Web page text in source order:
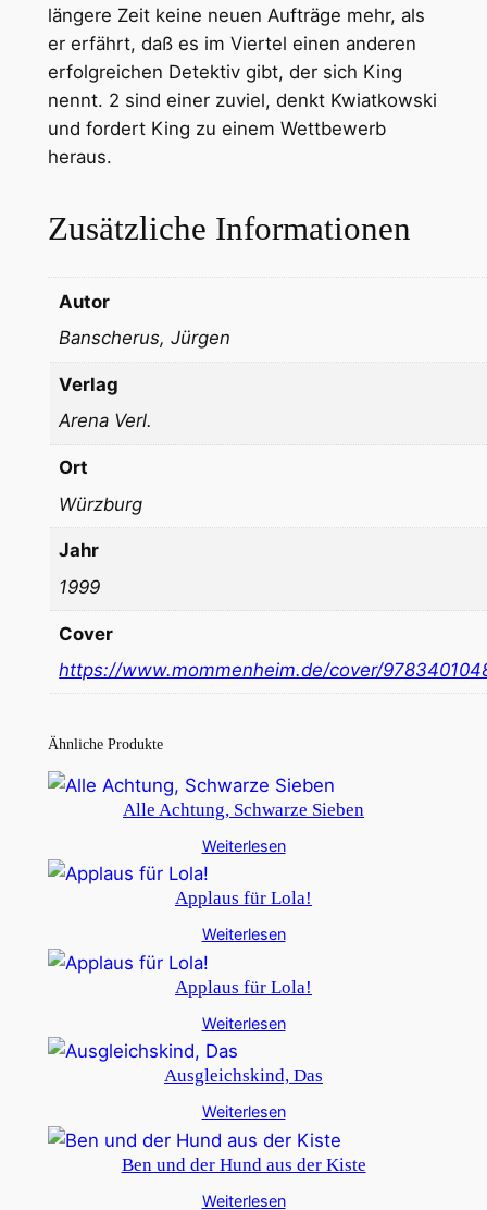
längere Zeit keine neuen Aufträge mehr, als
er erfährt, daß es im Viertel einen anderen
erfolgreichen Detektiv gibt, der sich King
nennt. 2 sind einer zuviel, denkt Kwiatkowski
und fordert King zu einem Wettbewerb
heraus.
Zusätzliche Informationen
Autor
Banscherus, Jürgen
Verlag
Arena Verl.
Ort
Würzburg
Jahr
1999
Cover
https://www.mommenheim.de/cover/
Ähnliche Produkte
Alle Achtung, Schwarze Sieben
Weiterlesen
Applaus für Lola!
Weiterlesen
Applaus für Lola!
Weiterlesen
Ausgleichskind, Das
Weiterlesen
Ben und der Hund aus der Kiste
Weiterlesen